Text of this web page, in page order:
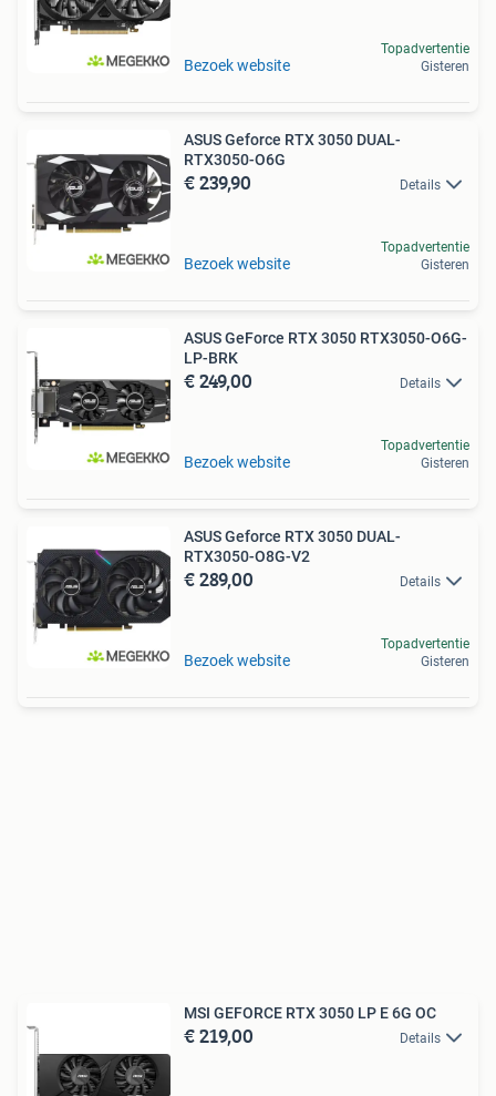
Bezoek website
Topadvertentie
Gisteren
ASUS Geforce RTX 3050 DUAL-
RTX3050-O6G
€ 239,90 Details
Bezoek website
Topadvertentie
Gisteren
ASUS GeForce RTX 3050 RTX3050-O6G-
LP-BRK
€ 249,00 Details
Bezoek website
Topadvertentie
Gisteren
ASUS Geforce RTX 3050 DUAL-
RTX3050-O8G-V2
€ 289,00 Details
Bezoek website
Topadvertentie
Gisteren
MSI GEFORCE RTX 3050 LP E 6G OC
€ 219,00 Details